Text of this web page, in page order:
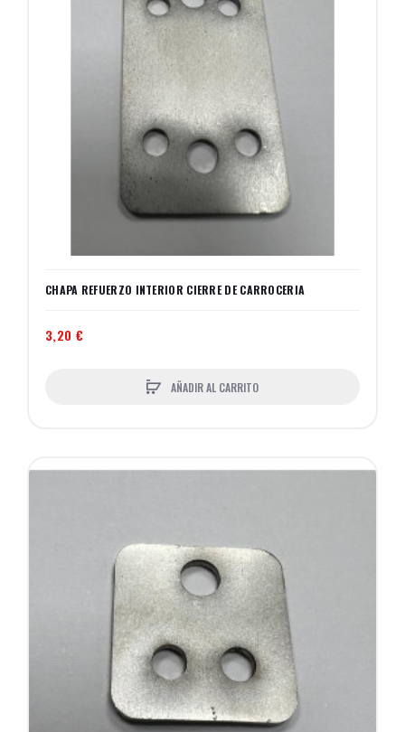
CHAPA REFUERZO INTERIOR CIERRE DE CARROCERIA
3,20 €
AÑADIR AL CARRITO